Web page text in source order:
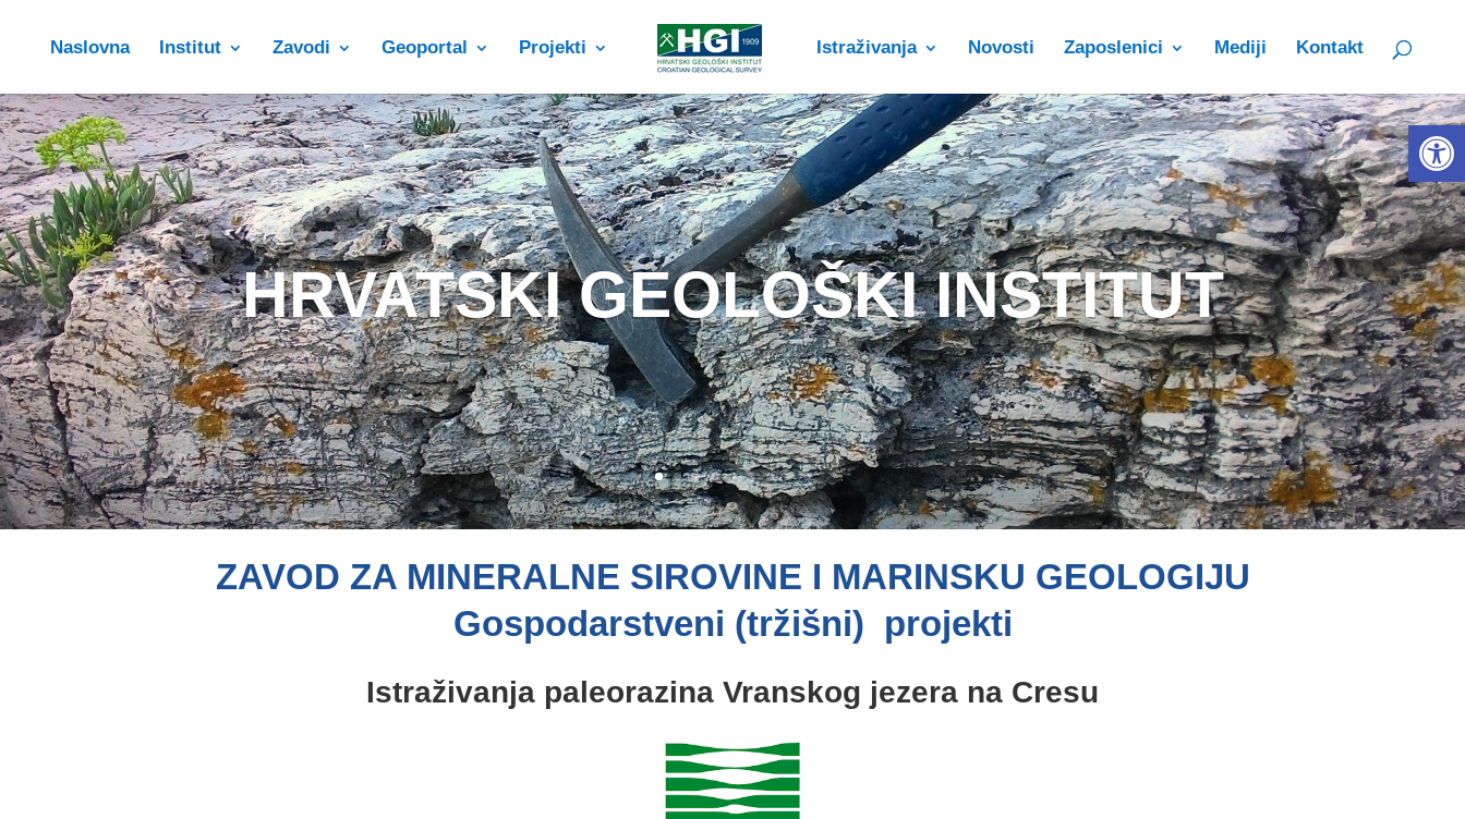
Naslovna Institut Zavodi Geoportal Projekti Istraživanja Novosti Zaposlenici Mediji Kontakt
HRVATSKI GEOLOŠKI INSTITUT
ZAVOD ZA MINERALNE SIROVINE I MARINSKU GEOLOGIJU
Gospodarstveni (tržišni) projekti
Istraživanja paleorazina Vranskog jezera na Cresu